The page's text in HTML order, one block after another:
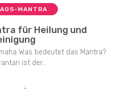
MANTRA
für Heilung und
Mantra?
ist der...